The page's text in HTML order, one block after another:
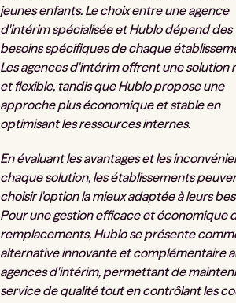
jeunes enfants. Le choix entre une agence
d'intérim spécialisée et Hublo dépend des
besoins spécifiques de chaque
Les agences d'intérim offrent une solution
et flexible, tandis que Hublo propose une
approche plus économique et stable en
optimisant les ressources internes.
En évaluant les avantages et les
chaque solution, les établissements
choisir l'option la mieux adaptée à leurs
Pour une gestion efficace et économique
remplacements, Hublo se présente
alternative innovante et complémentaire
agences d'intérim, permettant de
service de qualité tout en contrôlant les